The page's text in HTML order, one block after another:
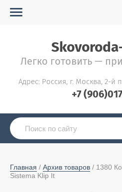
Легко готовить —
Адрес: Россия, г. Москва, 2-й
+7
Главная / Архив товаров / 1380
Sistema Klip It